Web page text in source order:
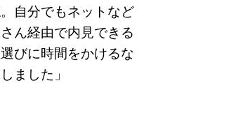
自分でもネットなど
ん経由で内見できる
びに時間をかけるな
ました」